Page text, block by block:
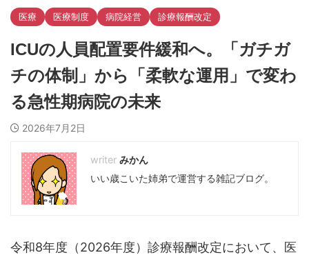
医療 医療制度 病院経営 診療報酬改定
ICUの人員配置要件緩和へ。「ガチガ
チの体制」から「柔軟な運用」で変わ
る急性期病院の未来
2026年7月2日
みかん
いい歳こいた姉弟で運営する雑記ブログ。
令和8年度（2026年度）診療報酬改定において、医